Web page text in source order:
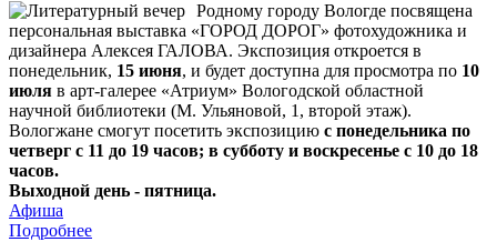
Родному городу Вологде посвящена
персональная выставка «ГОРОД ДОРОГ» фотохудожника и
дизайнера Алексея ГАЛОВА. Экспозиция откроется в
понедельник, 15 июня, и будет доступна для просмотра по 10
июля в арт-галерее «Атриум» Вологодской областной
научной библиотеки (М. Ульяновой, 1, второй этаж).
Вологжане смогут посетить экспозицию с понедельника по
четверг с 11 до 19 часов; в субботу и воскресенье с 10 до 18
часов.
Выходной день - пятница.
Афиша
Подробнее